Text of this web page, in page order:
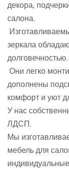
декора,
салона.
зеркала
долговечностью.
Они легко
дополнены
комфорт и уют
У нас
ЛДСП.
Мы
мебель для